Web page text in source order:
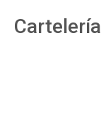
Cartelería